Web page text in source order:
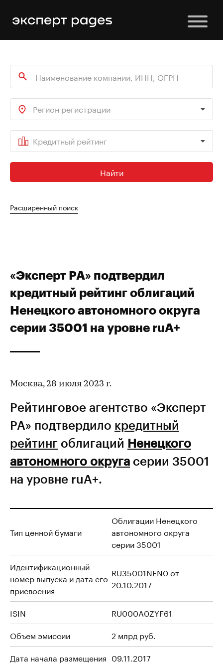
Регион регистрации
Кредитный рейтинг
Найти
Расширенный поиск
«Эксперт РА» подтвердил
кредитный рейтинг облигаций
Ненецкого автономного округа
серии 35001 на уровне ruА+
Москва, 28 июля 2023 г.
Рейтинговое агентство «Эксперт
РА» подтвердило кредитный
рейтинг облигаций Ненецкого
автономного округа серии 35001
на уровне ruА+.
Тип ценной бумаги
Облигации Ненецкого
автономного округа
серии 35001
Идентификационный
номер выпуска и дата его
присвоения
RU35001NEN0 от
20.10.2017
ISIN
RU000A0ZYF61
Объем эмиссии
2 млрд руб.
Дата начала размещения 09.11.2017